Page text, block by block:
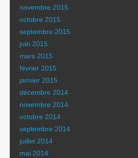
novembre 2015
octobre 2015
septembre 2015
juin 2015
mars 2015
février 2015
janvier 2015
décembre 2014
novembre 2014
octobre 2014
septembre 2014
juillet 2014
mai 2014